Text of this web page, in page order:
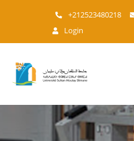
+212523480218
Login